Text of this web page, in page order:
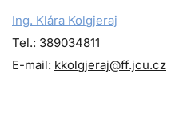
Ing. Klára Kolgjeraj
Tel.: 389034811
E-mail: kkolgjeraj@ff.jcu.cz